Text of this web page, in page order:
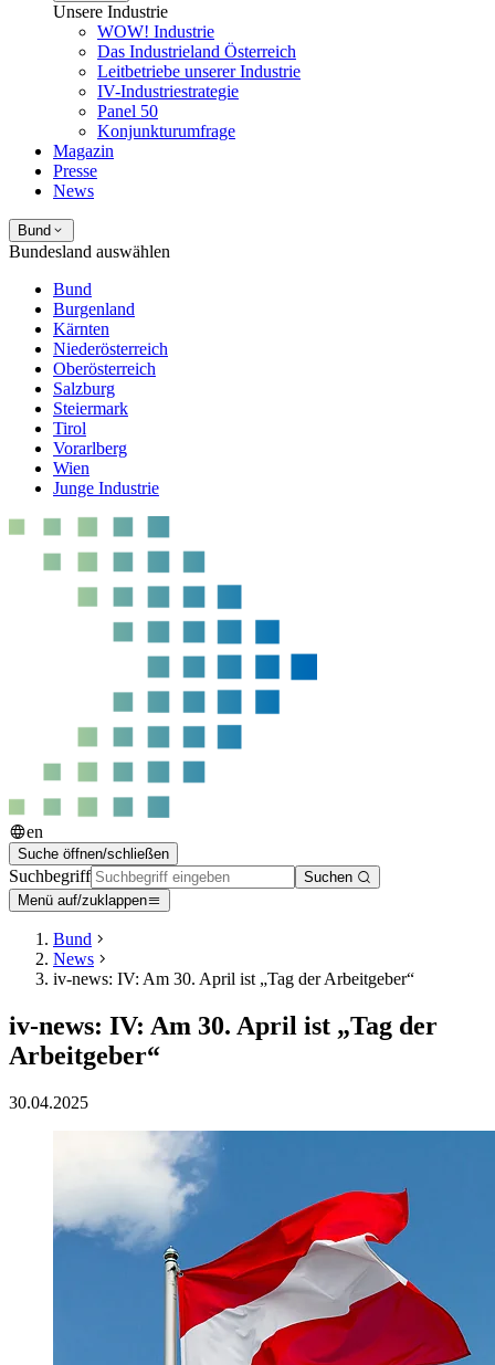
Unsere Industrie
WOW! Industrie
Das Industrieland Österreich
Leitbetriebe unserer Industrie
IV-Industriestrategie
Panel 50
Konjunkturumfrage
Magazin
Presse
News
Bund
Bundesland auswählen
Bund
Burgenland
Kärnten
Niederösterreich
Oberösterreich
Salzburg
Steiermark
Tirol
Vorarlberg
Wien
Junge Industrie
en
Suche öffnen/schließen
Suchbegriff
Suchen
Menü auf/zuklappen
Bund
News
iv-news: IV: Am 30. April ist „Tag der Arbeitgeber“
iv-news: IV: Am 30. April ist „Tag der
Arbeitgeber“
30.04.2025